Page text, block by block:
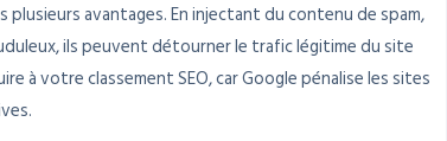
avantages. En injectant du contenu de spam,
ils peuvent détourner le trafic légitime du site
à votre classement SEO, car Google pénalise les sites